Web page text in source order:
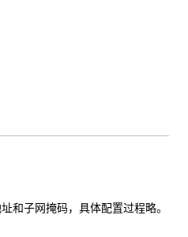
和子网掩码，具体配置过程略。